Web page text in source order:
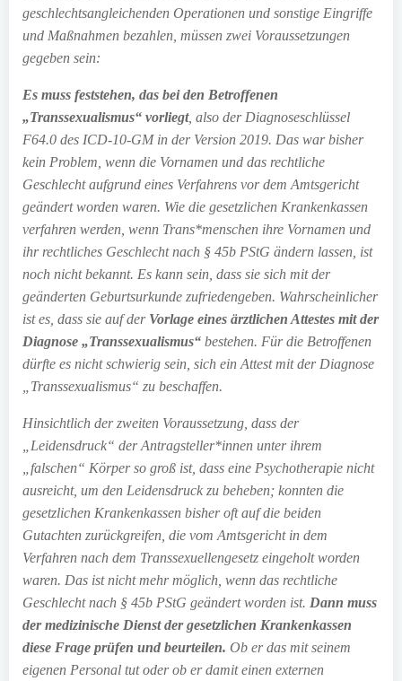
geschlechtsangleichenden Operationen und sonstige Eingriffe
und Maßnahmen bezahlen, müssen zwei Voraussetzungen
gegeben sein:
Es muss feststehen, das bei den Betroffenen
„Transsexualismus“ vorliegt, also der Diagnoseschlüssel
F64.0 des ICD-10-GM in der Version 2019. Das war bisher
kein Problem, wenn die Vornamen und das rechtliche
Geschlecht aufgrund eines Verfahrens vor dem Amtsgericht
geändert worden waren. Wie die gesetzlichen Krankenkassen
verfahren werden, wenn Trans*menschen ihre Vornamen und
ihr rechtliches Geschlecht nach § 45b PStG ändern lassen, ist
noch nicht bekannt. Es kann sein, dass sie sich mit der
geänderten Geburtsurkunde zufriedengeben. Wahrscheinlicher
ist es, dass sie auf der Vorlage eines ärztlichen Attestes mit der
Diagnose „Transsexualismus“ bestehen. Für die Betroffenen
dürfte es nicht schwierig sein, sich ein Attest mit der Diagnose
„Transsexualismus“ zu beschaffen.
Hinsichtlich der zweiten Voraussetzung, dass der
„Leidensdruck“ der Antragsteller*innen unter ihrem
„falschen“ Körper so groß ist, dass eine Psychotherapie nicht
ausreicht, um den Leidensdruck zu beheben; konnten die
gesetzlichen Krankenkassen bisher oft auf die beiden
Gutachten zurückgreifen, die vom Amtsgericht in dem
Verfahren nach dem Transsexuellengesetz eingeholt worden
waren. Das ist nicht mehr möglich, wenn das rechtliche
Geschlecht nach § 45b PStG geändert worden ist. Dann muss
der medizinische Dienst der gesetzlichen Krankenkassen
diese Frage prüfen und beurteilen. Ob er das mit seinem
eigenen Personal tut oder ob er damit einen externen